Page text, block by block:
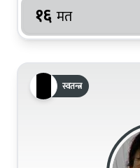
१६ मत
स्वतन्त्र